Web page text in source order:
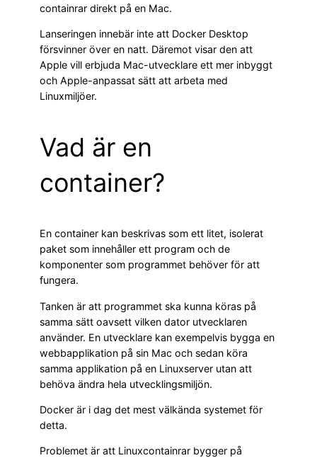
containrar direkt på en Mac.
Lanseringen innebär inte att Docker Desktop
försvinner över en natt. Däremot visar den att
Apple vill erbjuda Mac-utvecklare ett mer inbyggt
och Apple-anpassat sätt att arbeta med
Linuxmiljöer.
Vad är en
container?
En container kan beskrivas som ett litet, isolerat
paket som innehåller ett program och de
komponenter som programmet behöver för att
fungera.
Tanken är att programmet ska kunna köras på
samma sätt oavsett vilken dator utvecklaren
använder. En utvecklare kan exempelvis bygga en
webbapplikation på sin Mac och sedan köra
samma applikation på en Linuxserver utan att
behöva ändra hela utvecklingsmiljön.
Docker är i dag det mest välkända systemet för
detta.
Problemet är att Linuxcontainrar bygger på